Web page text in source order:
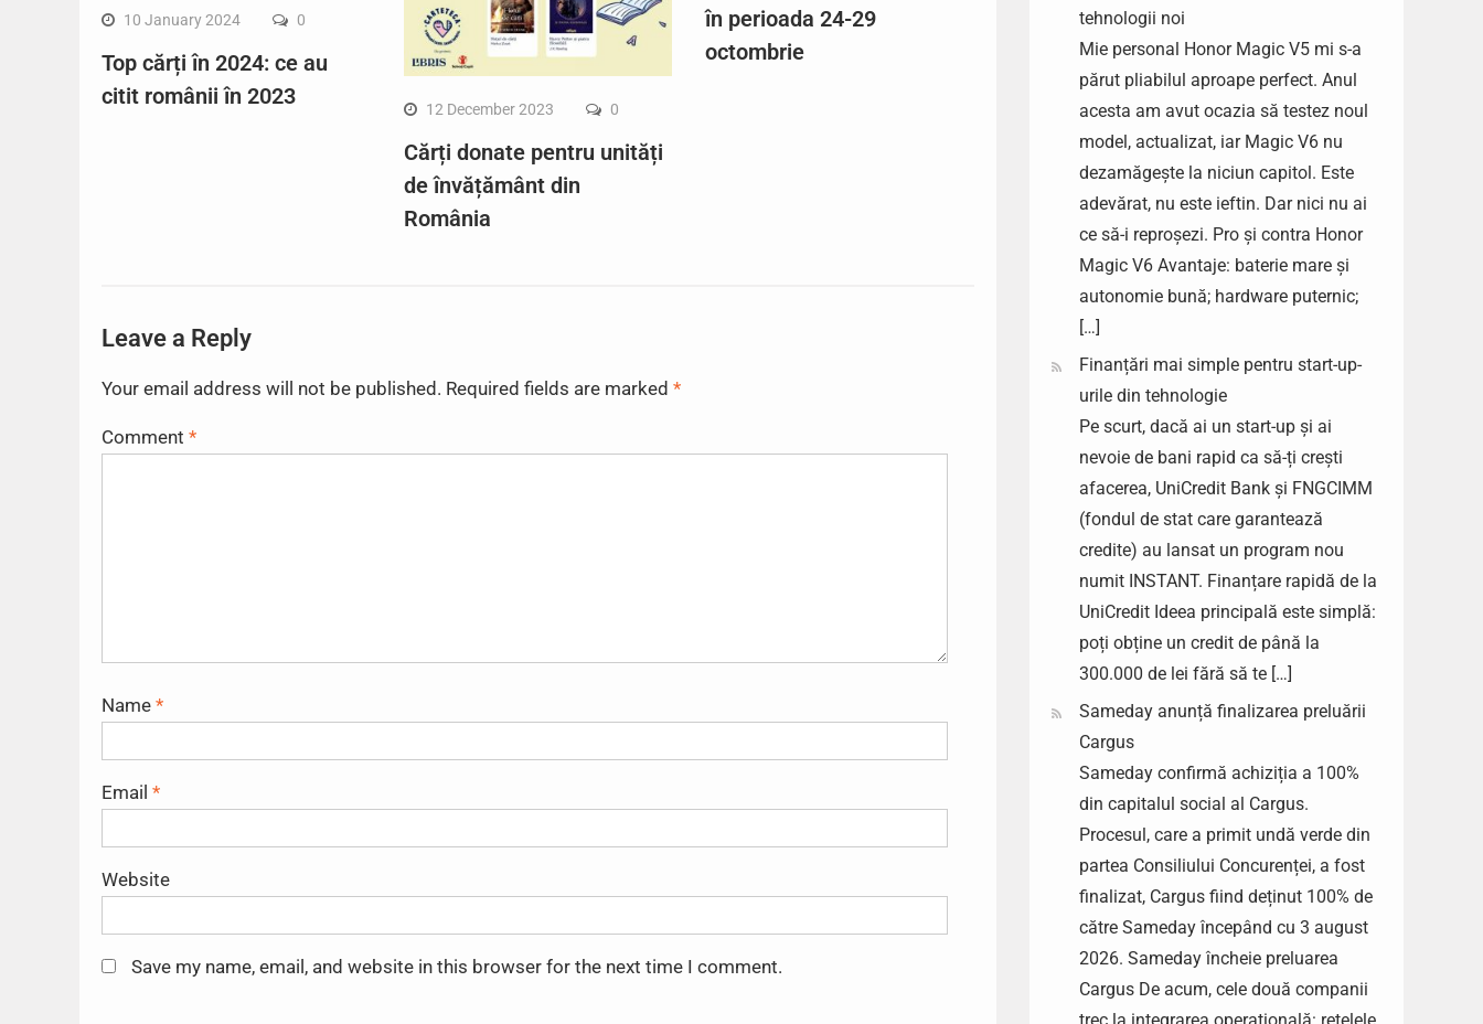
10 January 2024 0
Top cărți în 2024: ce au
citit românii în 2023
12 December 2023 0
Cărți donate pentru unități
de învățământ din
România
în perioada 24-29
octombrie
Leave a Reply
Your email address will not be published. Required fields are marked *
Comment *
Name *
Email *
Website
Save my name, email, and website in this browser for the next time I comment.
tehnologii noi
Mie personal Honor Magic V5 mi s-a
părut pliabilul aproape perfect. Anul
acesta am avut ocazia să testez noul
model, actualizat, iar Magic V6 nu
dezamăgește la niciun capitol. Este
adevărat, nu este ieftin. Dar nici nu ai
ce să-i reproșezi. Pro și contra Honor
Magic V6 Avantaje: baterie mare și
autonomie bună; hardware puternic;
[…]
Finanțări mai simple pentru start-up-
urile din tehnologie
Pe scurt, dacă ai un start-up și ai
nevoie de bani rapid ca să-ți crești
afacerea, UniCredit Bank și FNGCIMM
(fondul de stat care garantează
credite) au lansat un program nou
numit INSTANT. Finanțare rapidă de la
UniCredit Ideea principală este simplă:
poți obține un credit de până la
300.000 de lei fără să te […]
Sameday anunță finalizarea preluării
Cargus
Sameday confirmă achiziția a 100%
din capitalul social al Cargus.
Procesul, care a primit undă verde din
partea Consiliului Concurenței, a fost
finalizat, Cargus fiind deținut 100% de
către Sameday începând cu 3 august
2026. Sameday încheie preluarea
Cargus De acum, cele două companii